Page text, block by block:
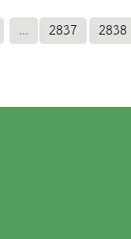
... 2837 2838